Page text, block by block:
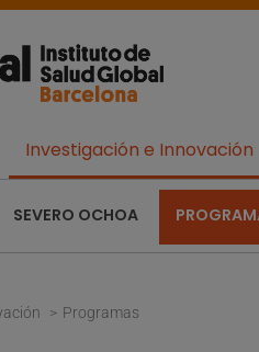
Investigación e Innovación
SEVERO OCHOA
Programas